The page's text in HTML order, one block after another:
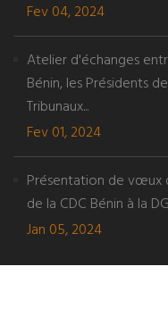
Fev 04, 2024
Atelier d'échanges
Bénin, les Présidents
Tribunaux...
Fev 01, 2024
Présentation de vœux
de la CDC Bénin à la DG
Jan 05, 2024